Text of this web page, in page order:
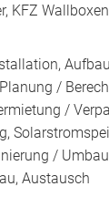
KFZ Wallboxen
/
/
/
Austausch